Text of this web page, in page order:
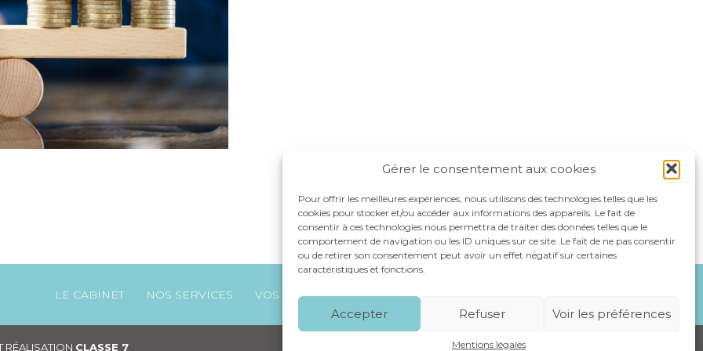
Gérer le consentement aux cookies
Pour offrir les meilleures expériences, nous utilisons des technologies telles que les
cookies pour stocker et/ou accéder aux informations des appareils. Le fait de
consentir à ces technologies nous permettra de traiter des données telles que le
comportement de navigation ou les ID uniques sur ce site. Le fait de ne pas consentir
ou de retirer son consentement peut avoir un effet négatif sur certaines
caractéristiques et fonctions.
Accepter Refuser Voir les préférences
Mentions légales
Footer
LE CABINET NOS SERVICES VOS OUTILS NOS SPÉCIALITÉS
RÉALISATION CLASSE 7